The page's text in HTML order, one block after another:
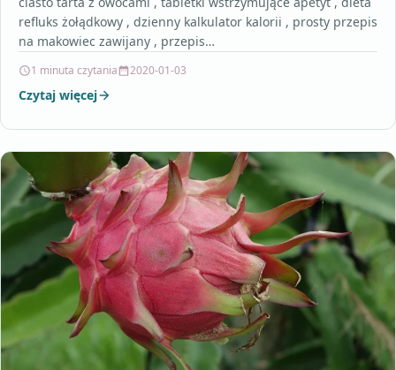
refluks żołądkowy , dzienny kalkulator kalorii , prosty przepis
na makowiec zawijany , przepis…
1 minuta czytania 2020-01-03
Czytaj więcej